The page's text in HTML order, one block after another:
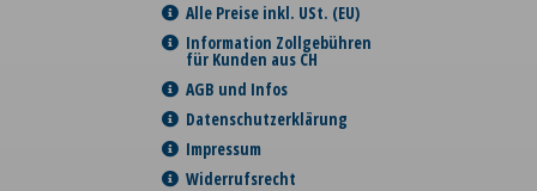
Alle Preise inkl. USt. (EU)
Information Zollgebühren
für Kunden aus CH
AGB und Infos
Datenschutzerklärung
Impressum
Widerrufsrecht